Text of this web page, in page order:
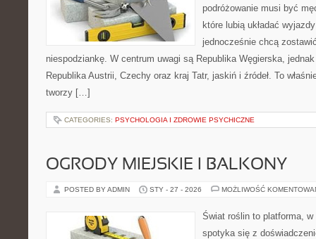
podróżowanie musi być
które lubią układać
jednocześnie chcą
niespodziankę. W centrum uwagi są Republika Węgierska,
Republika Austrii, Czechy oraz kraj Tatr, jaskiń i źródeł. To
tworzy […]
CATEGORIES: PSYCHOLOGIA I ZDROWIE PSYCHICZNE
OGRODY MIEJSKIE I BALKONY
POSTED BY ADMIN STY - 27 - 2026 MOŻLIWOŚĆ
Świat roślin to platforma, w
spotyka się z